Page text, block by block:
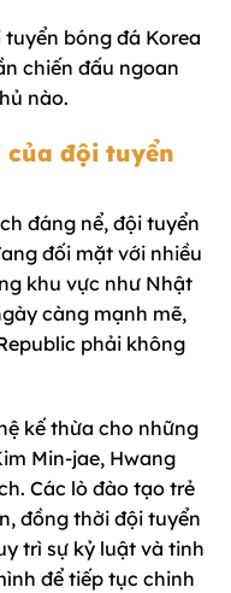
bóng đá Korea
chiến đấu ngoan
nào.
đội tuyển
đáng nể, đội tuyển
đối mặt với nhiều
khu vực như Nhật
càng mạnh mẽ,
phải không
kế thừa cho những
Min-jae, Hwang
Các lò đào tạo trẻ
đồng thời đội tuyển
trì sự kỷ luật và tinh
để tiếp tục chinh